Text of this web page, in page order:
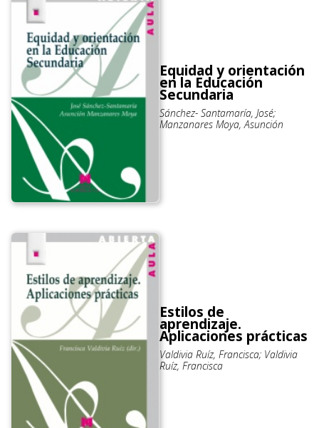
Equidad y orientación
en la Educación
Secundaria
Sánchez- Santamaría, José;
Manzanares Moya, Asunción
Estilos de
aprendizaje.
Aplicaciones prácticas
Valdivia Ruíz, Francisca; Valdivia
Ruíz, Francisca